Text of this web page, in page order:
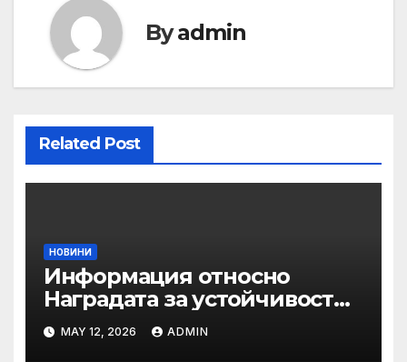
Byadmin
Related Post
НОВИНИ
Информация относно
Наградата за устойчивост
на ОАЕ „Зайед“
MAY 12, 2026 ADMIN